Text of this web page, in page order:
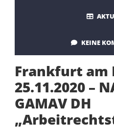
KEINE
Frankfurt am
25.11.2020 –
GAMAV DH